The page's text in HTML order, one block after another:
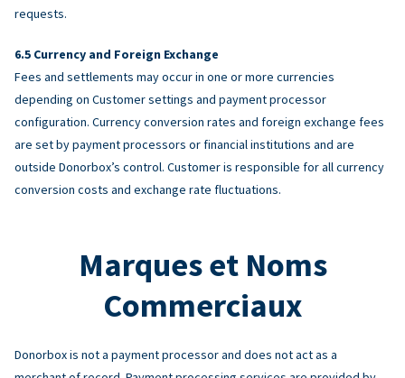
requests.
Currency and Foreign Exchange
Fees and settlements may occur in one or more currencies
depending on Customer settings and payment processor
configuration. Currency conversion rates and foreign exchange fees
are set by payment processors or financial institutions and are
outside Donorbox’s control. Customer is responsible for all currency
conversion costs and exchange rate fluctuations.
Marques et Noms
Commerciaux
Donorbox is not a payment processor and does not act as a